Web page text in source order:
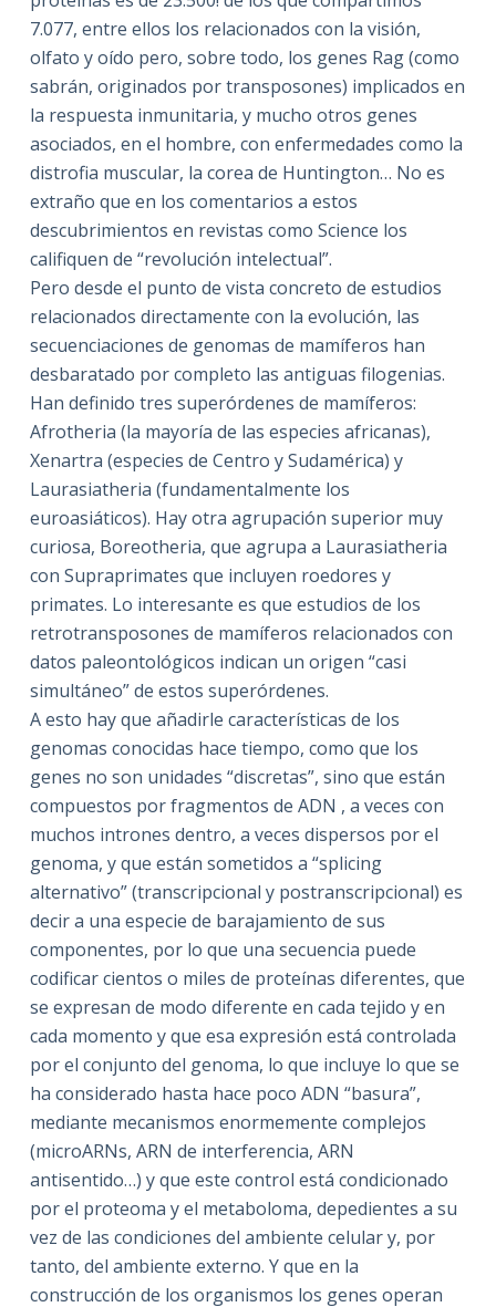
7.077, entre ellos los relacionados con la visión,
olfato y oído pero, sobre todo, los genes Rag (como
sabrán, originados por transposones) implicados en
la respuesta inmunitaria, y mucho otros genes
asociados, en el hombre, con enfermedades como la
distrofia muscular, la corea de Huntington… No es
extraño que en los comentarios a estos
descubrimientos en revistas como Science los
califiquen de “revolución intelectual”.
Pero desde el punto de vista concreto de estudios
relacionados directamente con la evolución, las
secuenciaciones de genomas de mamíferos han
desbaratado por completo las antiguas filogenias.
Han definido tres superórdenes de mamíferos:
Afrotheria (la mayoría de las especies africanas),
Xenartra (especies de Centro y Sudamérica) y
Laurasiatheria (fundamentalmente los
euroasiáticos). Hay otra agrupación superior muy
curiosa, Boreotheria, que agrupa a Laurasiatheria
con Supraprimates que incluyen roedores y
primates. Lo interesante es que estudios de los
retrotransposones de mamíferos relacionados con
datos paleontológicos indican un origen “casi
simultáneo” de estos superórdenes.
A esto hay que añadirle características de los
genomas conocidas hace tiempo, como que los
genes no son unidades “discretas”, sino que están
compuestos por fragmentos de ADN , a veces con
muchos intrones dentro, a veces dispersos por el
genoma, y que están sometidos a “splicing
alternativo” (transcripcional y postranscripcional) es
decir a una especie de barajamiento de sus
componentes, por lo que una secuencia puede
codificar cientos o miles de proteínas diferentes, que
se expresan de modo diferente en cada tejido y en
cada momento y que esa expresión está controlada
por el conjunto del genoma, lo que incluye lo que se
ha considerado hasta hace poco ADN “basura”,
mediante mecanismos enormemente complejos
(microARNs, ARN de interferencia, ARN
antisentido…) y que este control está condicionado
por el proteoma y el metaboloma, depedientes a su
vez de las condiciones del ambiente celular y, por
tanto, del ambiente externo. Y que en la
construcción de los organismos los genes operan